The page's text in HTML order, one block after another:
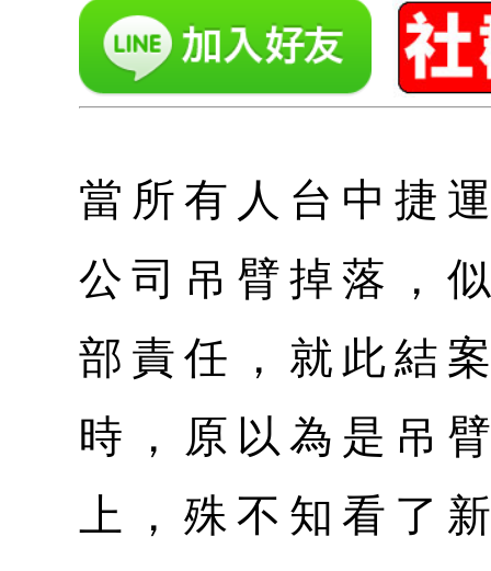
當所有人台中捷
公司吊臂掉落，
部責任，就此結
時，原以為是吊
上，殊不知看了